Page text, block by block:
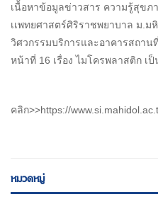
เนื้อหาข้อมูลข่าวสาร ความรู้สุขภ
เเพทยศาสตร์ศิริราชพยาบาล ม.ม
วิศวกรรมบริการและอาคารสถา
หน้าที่ 16 เรื่อง ไมโครพลาสติก เ
คลิก>>https://
หมวดหมู่